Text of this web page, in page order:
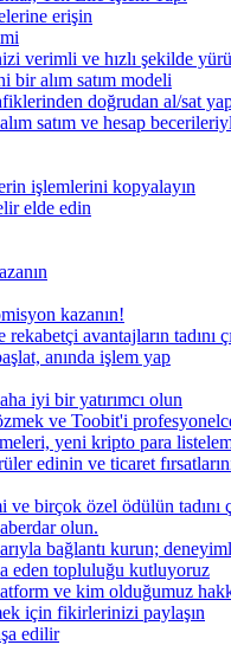
erişin
verimli ve hızlı şekilde
bir alım satım modeli
doğrudan al/sat
satım ve hesap
işlemlerini kopyalayın
elde edin
kazanın!
avantajların tadını
anında işlem yap
iyi bir yatırımcı olun
ve Toobit'i
yeni kripto para
edinin ve ticaret
birçok özel ödülün tadını
olun.
bağlantı kurun;
eden topluluğu kutluyoruz
ve kim olduğumuz
için fikirlerinizi paylaşın
edilir